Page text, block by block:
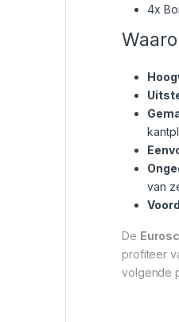
4x
van
De
profiteer
volgende